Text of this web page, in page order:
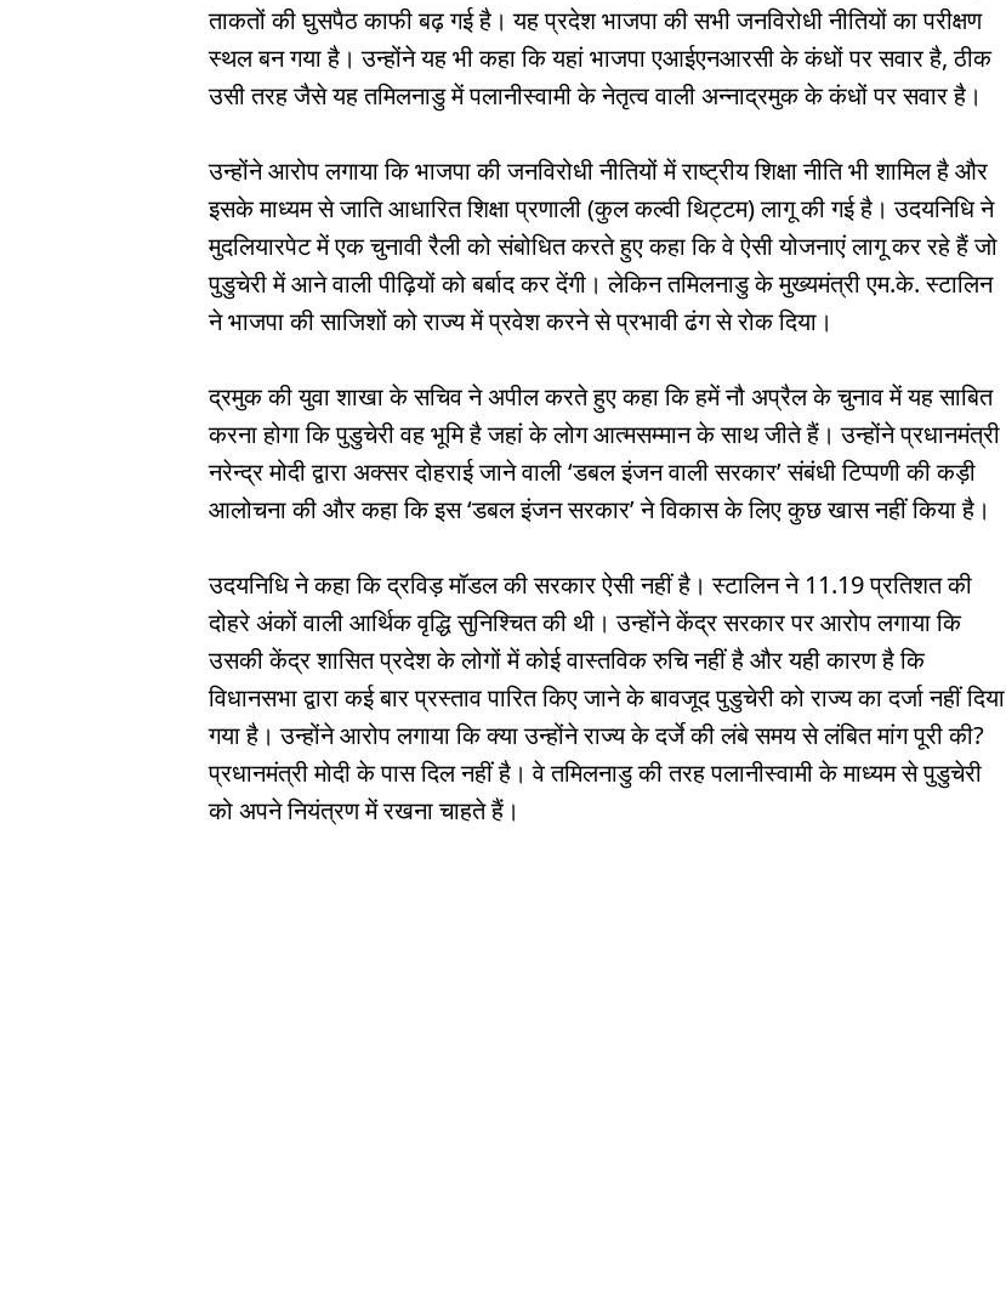
ताकतों की घुसपैठ काफी बढ़ गई है। यह प्रदेश भाजपा की सभी जनविरोधी नीतियों का परीक्षण
स्थल बन गया है। उन्होंने यह भी कहा कि यहां भाजपा एआईएनआरसी के कंधों पर सवार है, ठीक
उसी तरह जैसे यह तमिलनाडु में पलानीस्वामी के नेतृत्व वाली अन्नाद्रमुक के कंधों पर सवार है।
उन्होंने आरोप लगाया कि भाजपा की जनविरोधी नीतियों में राष्ट्रीय शिक्षा नीति भी शामिल है और
इसके माध्यम से जाति आधारित शिक्षा प्रणाली (कुल कल्वी थिट्टम) लागू की गई है। उदयनिधि ने
मुदलियारपेट में एक चुनावी रैली को संबोधित करते हुए कहा कि वे ऐसी योजनाएं लागू कर रहे हैं जो
पुडुचेरी में आने वाली पीढ़ियों को बर्बाद कर देंगी। लेकिन तमिलनाडु के मुख्यमंत्री एम.के. स्टालिन
ने भाजपा की साजिशों को राज्य में प्रवेश करने से प्रभावी ढंग से रोक दिया।
द्रमुक की युवा शाखा के सचिव ने अपील करते हुए कहा कि हमें नौ अप्रैल के चुनाव में यह साबित
करना होगा कि पुडुचेरी वह भूमि है जहां के लोग आत्मसम्मान के साथ जीते हैं। उन्होंने प्रधानमंत्री
नरेन्द्र मोदी द्वारा अक्सर दोहराई जाने वाली ‘डबल इंजन वाली सरकार’ संबंधी टिप्पणी की कड़ी
आलोचना की और कहा कि इस ‘डबल इंजन सरकार’ ने विकास के लिए कुछ खास नहीं किया है।
उदयनिधि ने कहा कि द्रविड़ मॉडल की सरकार ऐसी नहीं है। स्टालिन ने 11.19 प्रतिशत की
दोहरे अंकों वाली आर्थिक वृद्धि सुनिश्चित की थी। उन्होंने केंद्र सरकार पर आरोप लगाया कि
उसकी केंद्र शासित प्रदेश के लोगों में कोई वास्तविक रुचि नहीं है और यही कारण है कि
विधानसभा द्वारा कई बार प्रस्ताव पारित किए जाने के बावजूद पुडुचेरी को राज्य का दर्जा नहीं दिया
गया है। उन्होंने आरोप लगाया कि क्या उन्होंने राज्य के दर्जे की लंबे समय से लंबित मांग पूरी की?
प्रधानमंत्री मोदी के पास दिल नहीं है। वे तमिलनाडु की तरह पलानीस्वामी के माध्यम से पुडुचेरी
को अपने नियंत्रण में रखना चाहते हैं।